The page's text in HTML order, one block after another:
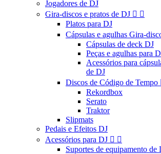
Jogadores de DJ
Gira-discos e pratos de DJ  
Platos para DJ
Cápsulas e agulhas Gira-
Cápsulas de deck DJ
Peças e agulhas para
Acessórios para
de DJ
Discos de Código de Tempo
Rekordbox
Serato
Traktor
Slipmats
Pedais e Efeitos DJ
Acessórios para DJ  
Suportes de equipamento de